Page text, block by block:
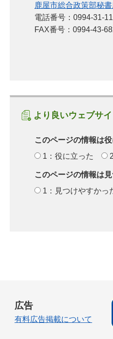
鹿屋市総合政策部秘
電話番号：0994-31-
FAX番号：0994-43-
より良いウェブサ
このページの情報は
1：役に立った
このページの情報は
1：見つけやすかっ
広告
有料広告掲載について